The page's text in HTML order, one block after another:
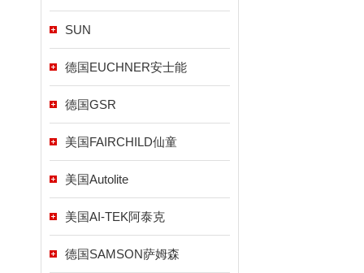
SUN
德国EUCHNER安士能
德国GSR
美国FAIRCHILD仙童
美国Autolite
美国AI-TEK阿泰克
德国SAMSON萨姆森